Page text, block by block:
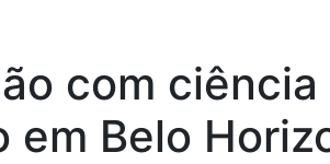
com
em Belo